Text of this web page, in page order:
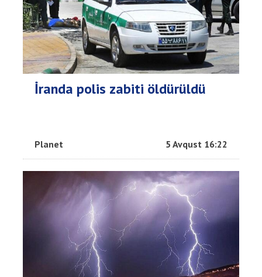
İranda polis zabiti öldürüldü
Planet 5 Avqust 16:22